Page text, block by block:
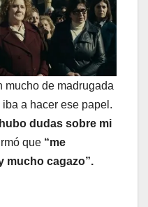
mucho de madrugada
a hacer ese papel.
dudas sobre mi
que “me
mucho cagazo”.